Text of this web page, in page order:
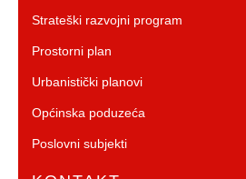
Strateški razvojni program
Prostorni plan
Urbanistički planovi
Općinska poduzeća
Poslovni subjekti